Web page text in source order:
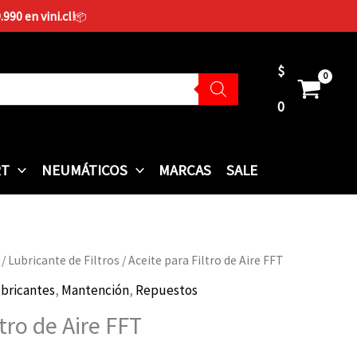
en vini.cl!📦
$
0
NEUMÁTICOS MARCAS SALE
/ Lubricante de Filtros / Aceite para Filtro de Aire FFT
, Mantención, Repuestos
de Aire FFT